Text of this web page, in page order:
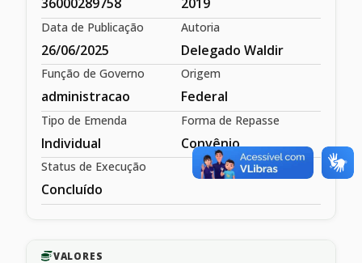
Data de Publicação
26/06/2025
Autoria
Delegado Waldir
Função de Governo
administracao
Origem
Federal
Tipo de Emenda
Individual
Forma de Repasse
Convênio
Status de Execução
Concluído
VALORES